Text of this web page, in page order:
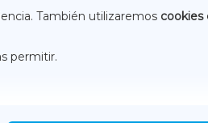
También utilizaremos
permitir.